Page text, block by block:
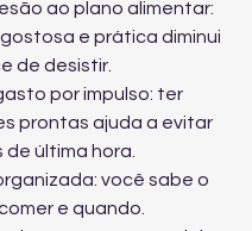
ao plano alimentar:
e prática diminui
de desistir.
por impulso: ter
prontas ajuda a evitar
última hora.
você sabe o
e quando.